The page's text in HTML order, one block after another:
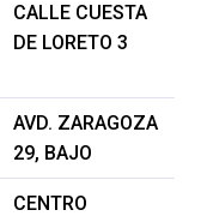
CALLE CUESTA
DE LORETO 3
AVD. ZARAGOZA
29, BAJO
CENTRO